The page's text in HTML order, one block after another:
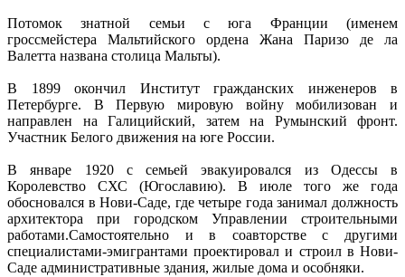
Потомок знатной семьи с юга Франции (именем
гроссмейстера Мальтийского ордена Жана Паризо де ла
Валетта названа столица Мальты).
В 1899 окончил Институт гражданских инженеров в
Петербурге. В Первую мировую войну мобилизован и
направлен на Галицийский, затем на Румынский фронт.
Участник Белого движения на юге России.
В январе 1920 с семьей эвакуировался из Одессы в
Королевство СХС (Югославию). В июле того же года
обосновался в Нови-Саде, где четыре года занимал должность
архитектора при городском Управлении строительными
работами.Самостоятельно и в соавторстве с другими
специалистами-эмигрантами проектировал и строил в Нови-
Саде административные здания, жилые дома и особняки.